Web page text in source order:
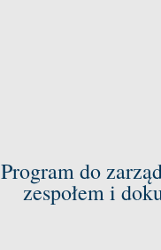
Program do
zespołem i